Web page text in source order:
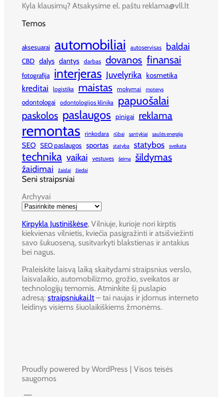
Kyla klausimų? Atsakysime el. paštu reklama@vll.lt
Temos
aksesuarai automobiliai autoservisas baldai
CBD dalys dantys darbas dovanos finansai
fotografija interjeras Juvelyrika kosmetika
kreditai logistika maistas mokymai moterys
odontologai odontologijos klinika papuošalai
paskolos paslaugos pinigai reklama
remontas rinkodara rūbai santykiai saulės energija
SEO SEO paslaugos sportas statyba statybos sveikata
technika vaikai vestuves šeima šildymas
žaidimai žaislai žiedai
Seni straipsniai
Archyvai
Kirpykla Justiniškėse, Vilniuje, kurioje nori kirptis
kiekvienas vilnietis, kviečia pasigražinti ir atsišviežinti
savo šukuoseną, susitvarkyti blakstienas ir antakius
bei nagus.
Praleiskite laisvą laiką skaitydami straipsnius verslo,
laisvalaikio, automobilizmo, grožio, sveikatos ar
technologijų temomis. Atminkite šį puslapio
adresą: straipsniukai.lt– tai naujas ir įdomus interneto
leidinys visiems šiuolaikiškiems žmonėms.
Proudly powered by WordPress | Visos teisės
saugomos